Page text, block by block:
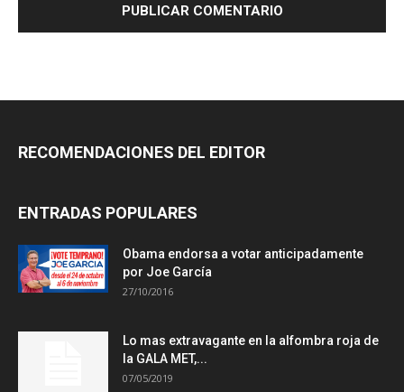
RECOMENDACIONES DEL EDITOR
ENTRADAS POPULARES
Obama endorsa a votar anticipadamente
por Joe García
27/10/2016
Lo mas extravagante en la alfombra roja de
la GALA MET,...
07/05/2019